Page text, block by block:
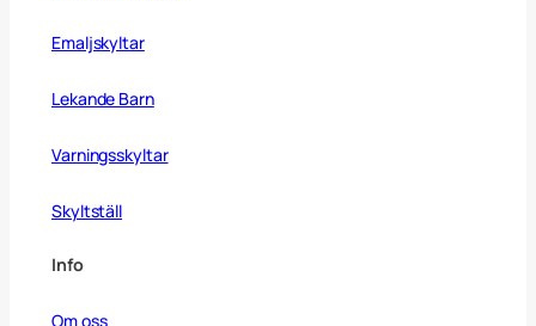
Emaljskyltar
Lekande Barn
Varningsskyltar
Skyltställ
Info
Om oss